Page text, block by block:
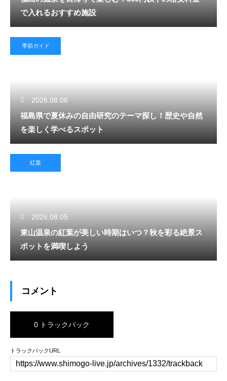
で入れるおすすめ施設
季節ガイド
2026.08.06
福島県で夏休みの自由研究のテーマ探し！歴史や自然
を楽しく学べるスポット
紅葉
2026.08.05
東山温泉の紅葉が美しい時期はいつ？秋を彩る絶景ス
ポットを満喫しよう
コメント
0 トラックバック
トラックバックURL